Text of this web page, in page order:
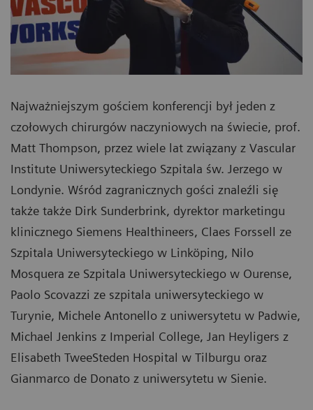
Najważniejszym gościem konferencji był jeden z
czołowych chirurgów naczyniowych na świecie, prof.
Matt Thompson, przez wiele lat związany z Vascular
Institute Uniwersyteckiego Szpitala św. Jerzego w
Londynie. Wśród zagranicznych gości znaleźli się
także także Dirk Sunderbrink, dyrektor marketingu
klinicznego Siemens Healthineers, Claes Forssell ze
Szpitala Uniwersyteckiego w Linköping, Nilo
Mosquera ze Szpitala Uniwersyteckiego w Ourense,
Paolo Scovazzi ze szpitala uniwersyteckiego w
Turynie, Michele Antonello z uniwersytetu w Padwie,
Michael Jenkins z Imperial College, Jan Heyligers z
Elisabeth TweeSteden Hospital w Tilburgu oraz
Gianmarco de Donato z uniwersytetu w Sienie.